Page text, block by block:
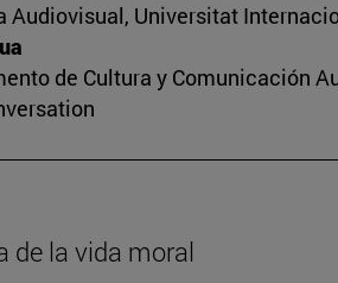
Audiovisual, Universitat
de Cultura y Comunicación
de la vida moral